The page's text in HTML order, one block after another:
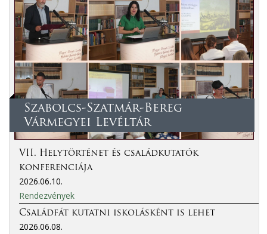
Szabolcs-Szatmár-Bereg
Vármegyei Levéltár
VII. Helytörténet és családkutatók
konferenciája
2026.06.10.
Rendezvények
Családfát kutatni iskolásként is lehet
2026.06.08.